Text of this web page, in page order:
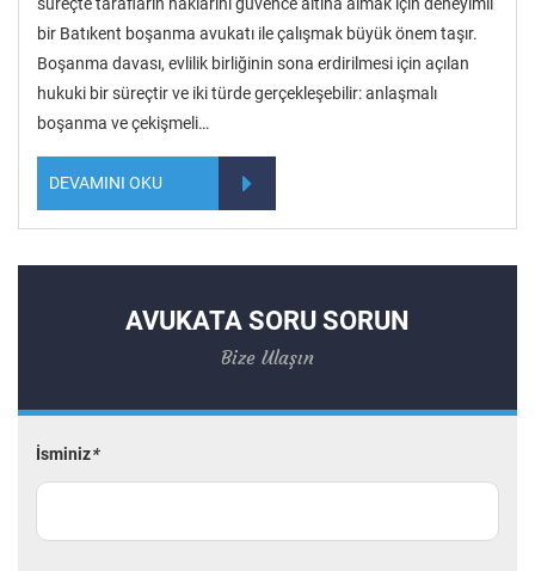
süreçte tarafların haklarını güvence altına almak için deneyimli
bir Batıkent boşanma avukatı ile çalışmak büyük önem taşır.
Boşanma davası, evlilik birliğinin sona erdirilmesi için açılan
hukuki bir süreçtir ve iki türde gerçekleşebilir: anlaşmalı
boşanma ve çekişmeli…
DEVAMINI OKU
AVUKATA SORU SORUN
Bize Ulaşın
İsminiz*